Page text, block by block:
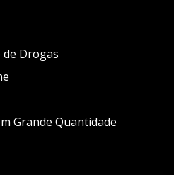
de Drogas
Grande Quantidade